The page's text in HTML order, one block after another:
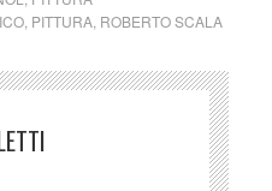
, PITTURA, ROBERTO SCALA